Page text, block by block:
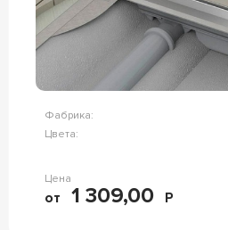
Фабрика:
Цвета:
Цена
от 1 309,00 Р